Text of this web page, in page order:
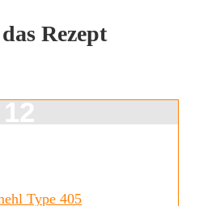
Rezept
Type 405